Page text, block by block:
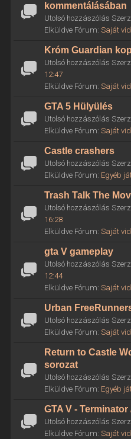
kommentálásában
Utolsó hozzászólás
Elküldve Fórum: Saját
Króm Guardian
Utolsó hozzászólás
12:47
Elküldve Fórum: Saját
GTA 5 Hülyülés
Utolsó hozzászólás
Elküldve Fórum: Saját
Castle crashers
Utolsó hozzászólás
Elküldve Fórum: Egyéb
Trash Talk The
Utolsó hozzászólás
16:28
Elküldve Fórum: Saját
gta V gameplay
Utolsó hozzászólás
12:44
Elküldve Fórum: Saját
Urban
Utolsó hozzászólás
Elküldve Fórum: Saját
Return to Castle
sorozat
Utolsó hozzászólás
Elküldve Fórum: Egyéb
GTA V -
Utolsó hozzászólás
Elküldve Fórum: Saját